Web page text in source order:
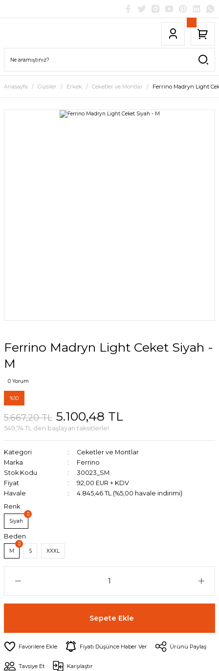
Anasayfa Giysiler Erkek Ceketler ve Montlar Ferrino Madryn Light
Ferrino Madryn Light Ceket Siyah -
M
0 Yorum
%10
5.667,20 TL 5.100,48 TL
549,74 TL den başlayan taksitlerle!
Kategori
Ceketler ve Montlar
Marka
Ferrino
Stok Kodu
30023_SM
Fiyat
92,00 EUR + KDV
Havale
4.845,46 TL (%5,00 havale indirimi)
Renk
Siyah
Beden
M S XXXL
Sepete Ekle
Fiyatı Düşünce Haber Ver Ürünü Paylaş
Tavsiye Et Karşılaştır